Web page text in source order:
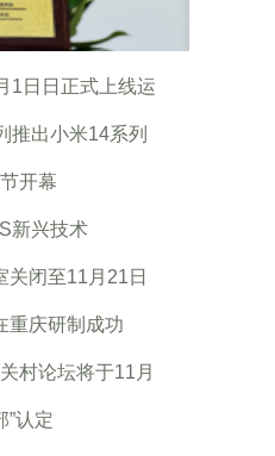
1日日正式上线运
推出小米14系列
开幕
新兴技术
关闭至11月21日
重庆研制成功
村论坛将于11月
”认定